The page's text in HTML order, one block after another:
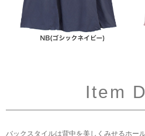
Item
バックスタイルは背中を美しくみせるホー